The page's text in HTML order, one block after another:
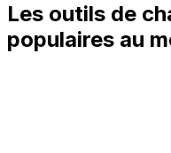
Les outils de
populaires au